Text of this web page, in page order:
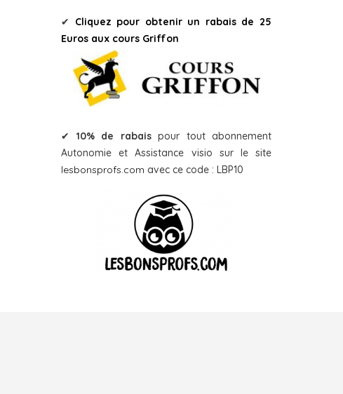
✔ Cliquez pour obtenir un rabais de 25
Euros aux cours Griffon
✔ 10% de rabaispour tout abonnement
Autonomie et Assistance visio sur le site
lesbonsprofs.com avec ce code : LBP10